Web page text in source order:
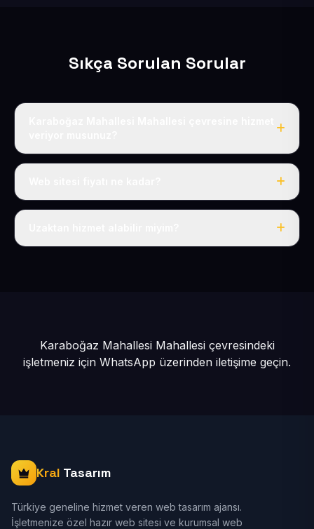
Sıkça Sorulan Sorular
Evet, Karaboğaz Mahallesi dahil tüm Pınarbaşı ve
Tek fiyat: yılda 50 USD + KDV, her şey dahil.
Karaboğaz Mahallesi Mahallesi çevresindeki
işletmeniz için WhatsApp üzerinden iletişime geçin.
Kral Tasarım
Türkiye geneline hizmet veren web tasarım ajansı.
İşletmenize özel hazır web sitesi ve kurumsal web